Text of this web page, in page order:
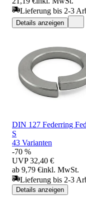
Lieferung bis 2-3
Details anzeigen
DIN 127 Federring
S
43 Varianten
-70 %
UVP 32,40 €
ab 9,79 €inkl. MwSt.
Lieferung bis 2-3
Details anzeigen